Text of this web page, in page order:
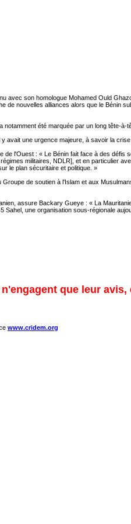
avec son homologue Mohamed Ould
nouvelles alliances alors que le Bénin
été marquée par un long tête-
avait une urgence majeure, à savoir la
l'Ouest : « Le Bénin fait face à des
militaires, NDLR], et en particulier
le plan sécuritaire et politique. »
de soutien à l'Islam et aux
assure Backary Gueye : « La
une organisation sous-régionale
que leur
www.cridem.org